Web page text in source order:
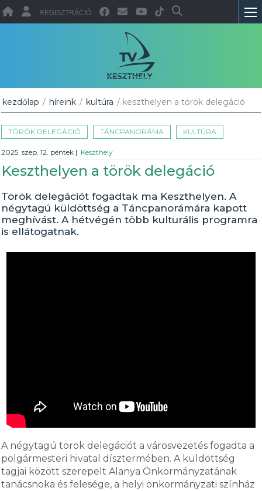
REGISZTRÁCIÓ
kezdőlap / híreink / kultúra / keszthelyen a török delegáció
TÖRÖK DELEGÁCIÓ TÁNCPANORÁMA KULTÚRA
2025. szep. 12. péntek | Keszthely
Keszthelyen a török delegáció
Török delegációt fogadtak ma Keszthelyen. A
négytagú küldöttség a Táncpanorámára kapott
meghívást. A hétvégén több kulturális programra
is ellátogatnak.
A négytagú török delegációt a városvezetés fogadta a
polgármesteri hivatal dísztermében. A küldöttség
tagjai között szerepelt Alanya Önkormányzatának
tanácsnoka és felesége, a helyi önkormányzati színház